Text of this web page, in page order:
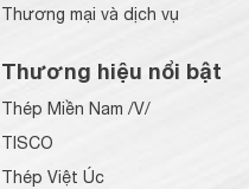
Thương mại và dịch vụ
Thương hiệu nổi bật
Thép Miền Nam /V/
TISCO
Thép Việt Úc